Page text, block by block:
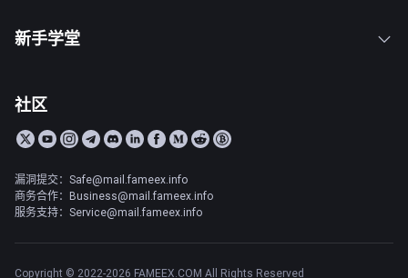
新手学堂
社区
漏洞提交：Safe@mail.fameex.info
商务合作：Business@mail.fameex.info
服务支持：Service@mail.fameex.info
Copyright © 2022-2026 FAMEEX.COM All Rights Reserved